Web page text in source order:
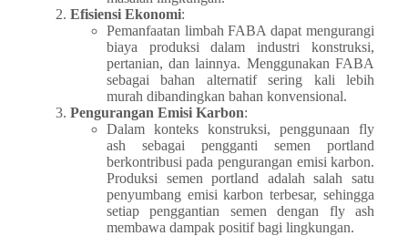
Efisiensi Ekonomi:
Pemanfaatan limbah FABA dapat mengurangi
biaya produksi dalam industri konstruksi,
pertanian, dan lainnya. Menggunakan FABA
sebagai bahan alternatif sering kali lebih
murah dibandingkan bahan konvensional.
Pengurangan Emisi Karbon:
Dalam konteks konstruksi, penggunaan fly
ash sebagai pengganti semen portland
berkontribusi pada pengurangan emisi karbon.
Produksi semen portland adalah salah satu
penyumbang emisi karbon terbesar, sehingga
setiap penggantian semen dengan fly ash
membawa dampak positif bagi lingkungan.